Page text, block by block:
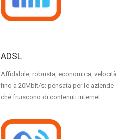
ADSL
Affidabile, robusta, economica, velocità
fino a 20Mbit/s: pensata per le aziende
che fruiscono di contenuti internet